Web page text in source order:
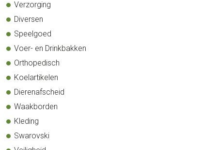
Verzorging
Diversen
Speelgoed
Voer- en Drinkbakken
Orthopedisch
Koelartikelen
Dierenafscheid
Waakborden
Kleding
Swarovski